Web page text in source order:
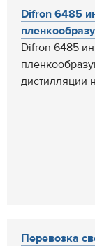
Difron 6485
Difron 6485
дистилляции
Перевозка